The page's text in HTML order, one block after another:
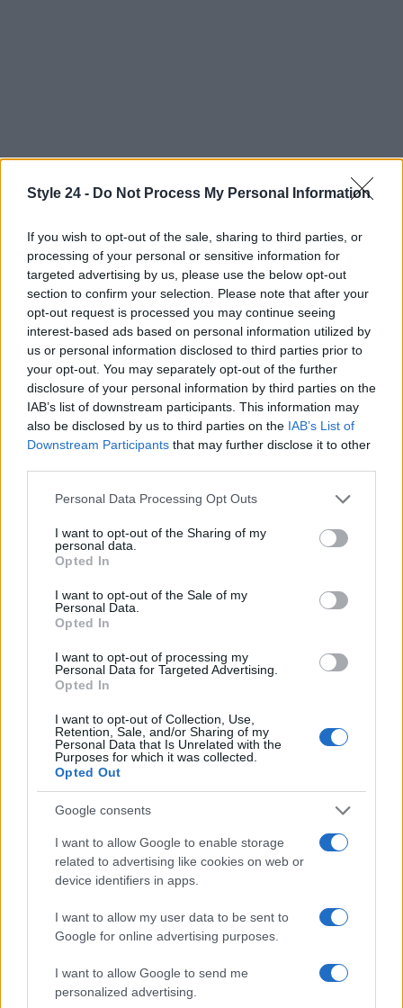
Style 24 - Do Not Process My Personal Information
If you wish to opt-out of the sale, sharing to third parties, or
processing of your personal or sensitive information for
targeted advertising by us, please use the below opt-out
section to confirm your selection. Please note that after your
opt-out request is processed you may continue seeing
interest-based ads based on personal information utilized by
us or personal information disclosed to third parties prior to
your opt-out. You may separately opt-out of the further
disclosure of your personal information by third parties on the
IAB’s list of downstream participants. This information may
also be disclosed by us to third parties on the IAB’s List of
Downstream Participants that may further disclose it to other
Please note that this website/app uses one or more Google
not limited to your visit or usage behaviour. You may click to
grant or deny consent to Google and its third-party tags to
use your data for below specified purposes in below Google
consent section.
Personal Data Processing Opt Outs
I want to opt-out of the Sharing of my
personal data.
Opted In
I want to opt-out of the Sale of my
Personal Data.
Opted In
I want to opt-out of processing my
Personal Data for Targeted Advertising.
Opted In
I want to opt-out of Collection, Use,
Retention, Sale, and/or Sharing of my
Personal Data that Is Unrelated with the
Purposes for which it was collected.
Opted Out
Google consents
I want to allow Google to enable storage
related to advertising like cookies on web or
device identifiers in apps.
I want to allow my user data to be sent to
Google for online advertising purposes.
I want to allow Google to send me
personalized advertising.
Continua a leggere
LIFESTYLE
Come riconoscere e risolvere i problemi della lavanda
Beatrice Bonaventura · 6 Ago 2026
freschezza
Beatrice Bonaventura · 6 Ago 2026